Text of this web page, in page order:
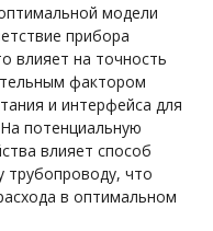
модели
прибора
влияет на точность
фактором
и интерфейса для
потенциальную
влияет способ
трубопроводу, что
в оптимальном